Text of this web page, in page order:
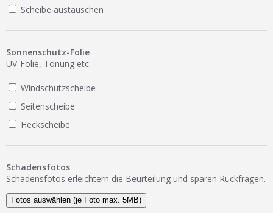
Scheibe austauschen
Sonnenschutz-Folie
UV-Folie, Tönung etc.
Windschutzscheibe
Seitenscheibe
Heckscheibe
Schadensfotos
Schadensfotos erleichtern die Beurteilung und sparen Rückfragen.
Fotos auswählen (je Foto max. 5MB)